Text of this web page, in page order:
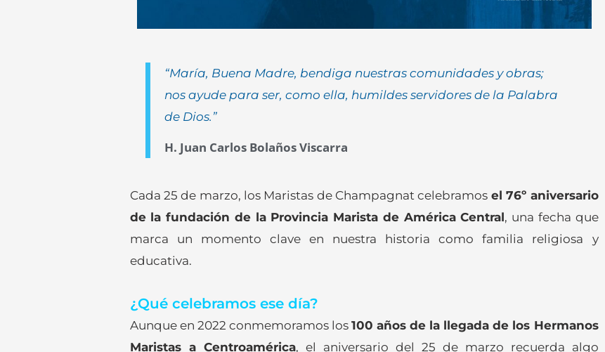
“María, Buena Madre, bendiga nuestras comunidades y obras;
nos ayude para ser, como ella, humildes servidores de la Palabra
de Dios.”
H. Juan Carlos Bolaños Viscarra
Cada 25 de marzo, los Maristas de Champagnat celebramos el 76º aniversario
de la fundación de la Provincia Marista de América Central, una fecha que
marca un momento clave en nuestra historia como familia religiosa y
educativa.
¿Qué celebramos ese día?
Aunque en 2022 conmemoramos los100 años de la llegada de los Hermanos
Maristas a Centroamérica, el aniversario del 25 de marzo recuerda algo